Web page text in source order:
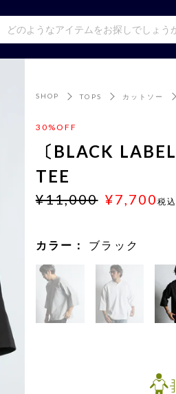
SHOP TOPS カットソー
30%OFF
〔BLACK
TEE
¥11,000 ¥7,700税込
カラー： ブラック